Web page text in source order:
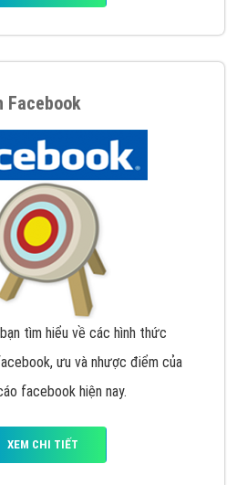
Facebook
tìm hiểu về các hình thức
ưu và nhược điểm của
facebook hiện nay.
XEM CHI TIẾT